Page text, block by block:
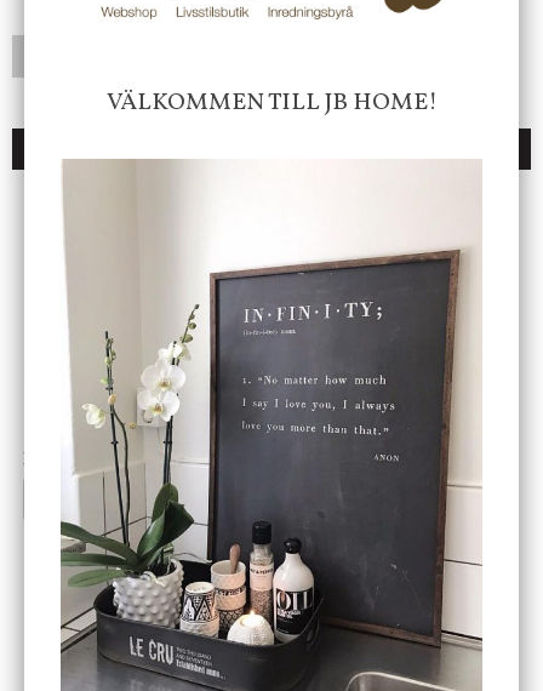
Cloudy kruka mini, vit
199 kr
KÖP
Star Trading
Bordslampa Mushroom
vit, Utomhus
INFO
VÄLKOMMEN TILL JB HOME!